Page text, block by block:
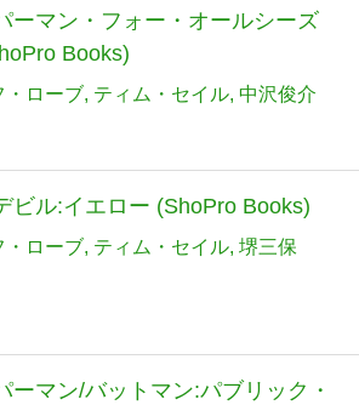
ーマン・フォー・オールシーズ
Books)
・ローブ ティム・セイル 中沢俊介
ビル:イエロー (ShoPro Books)
・ローブ ティム・セイル 堺三保
ーマン/バットマン:パブリック・